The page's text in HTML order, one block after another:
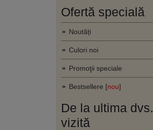
Ofertă specială
Noutăți
Culori noi
Promoţii speciale
Bestsellere [nou]
De la ultima dvs.
vizită